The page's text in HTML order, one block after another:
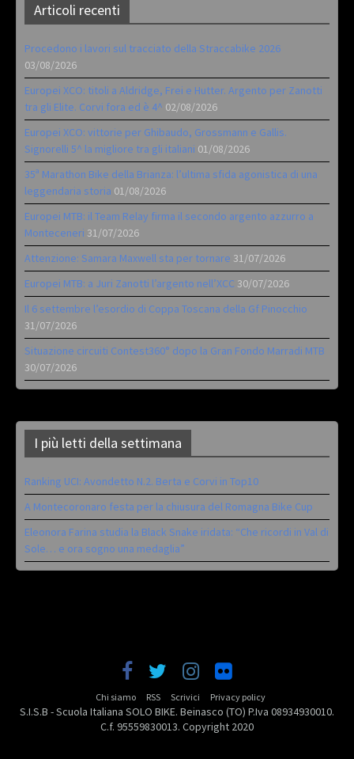
Articoli recenti
Procedono i lavori sul tracciato della Straccabike 2026
03/08/2026
Europei XCO: titoli a Aldridge, Frei e Hutter. Argento per Zanotti
tra gli Elite. Corvi fora ed è 4^ 02/08/2026
Europei XCO: vittorie per Ghibaudo, Grossmann e Gallis.
Signorelli 5^ la migliore tra gli italiani 01/08/2026
35ª Marathon Bike della Brianza: l’ultima sfida agonistica di una
leggendaria storia 01/08/2026
Europei MTB: il Team Relay firma il secondo argento azzurro a
Monteceneri 31/07/2026
Attenzione: Samara Maxwell sta per tornare 31/07/2026
Europei MTB: a Juri Zanotti l’argento nell’XCC 30/07/2026
Il 6 settembre l’esordio di Coppa Toscana della Gf Pinocchio
31/07/2026
Situazione circuiti Contest360° dopo la Gran Fondo Marradi MTB
30/07/2026
I più letti della settimana
Ranking UCI: Avondetto N.2. Berta e Corvi in Top10
A Montecoronaro festa per la chiusura del Romagna Bike Cup
Eleonora Farina studia la Black Snake iridata: “Che ricordi in Val di
Sole… e ora sogno una medaglia”
Chi siamo RSS Scrivici Privacy policy
S.I.S.B - Scuola Italiana SOLO BIKE. Beinasco (TO) P.Iva 08934930010.
C.f. 95559830013. Copyright 2020